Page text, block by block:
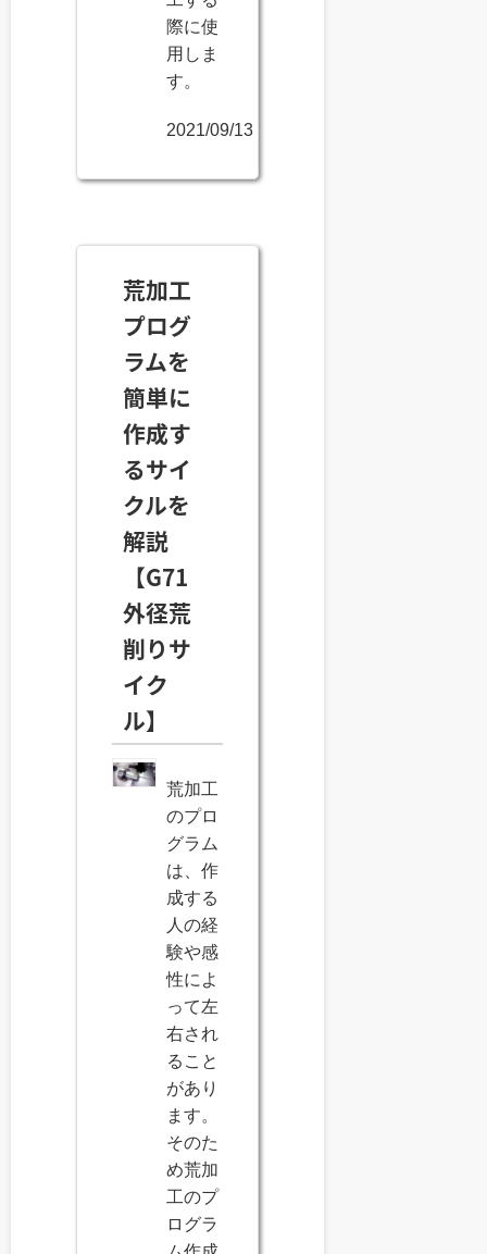
際に使
用しま
す。
2021/09/13
荒加工
プログ
ラムを
簡単に
作成す
るサイ
クルを
解説
【G71
外径荒
削りサ
イク
ル】
荒加工
のプロ
グラム
は、作
成する
人の経
験や感
性によ
って左
右され
ること
があり
ます。
そのた
め荒加
工のプ
ログラ